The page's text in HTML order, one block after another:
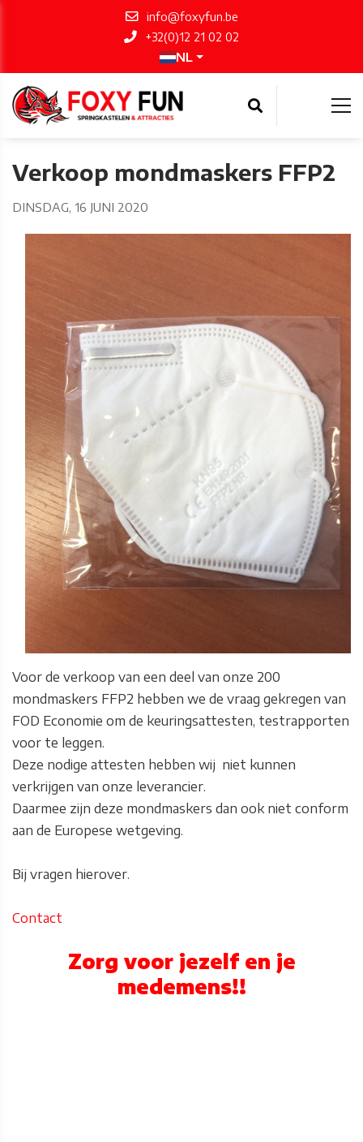
info@foxyfun.be
+32(0)12 21 02 02
NL
Verkoop mondmaskers FFP2
DINSDAG, 16 JUNI 2020
Voor de verkoop van een deel van onze 200
mondmaskers FFP2 hebben we de vraag gekregen van
FOD Economie om de keuringsattesten, testrapporten
voor te leggen.
Deze nodige attesten hebben wij niet kunnen
verkrijgen van onze leverancier.
Daarmee zijn deze mondmaskers dan ook niet conform
aan de Europese wetgeving.
Bij vragen hierover.
Contact
Zorg voor jezelf en je
medemens!!